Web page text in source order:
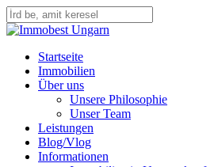
Skip
to
content
Close
Menu
Startseite
Immobilien
Über uns
Unsere Philosophie
Unser Team
Leistungen
Blog/Vlog
Informationen